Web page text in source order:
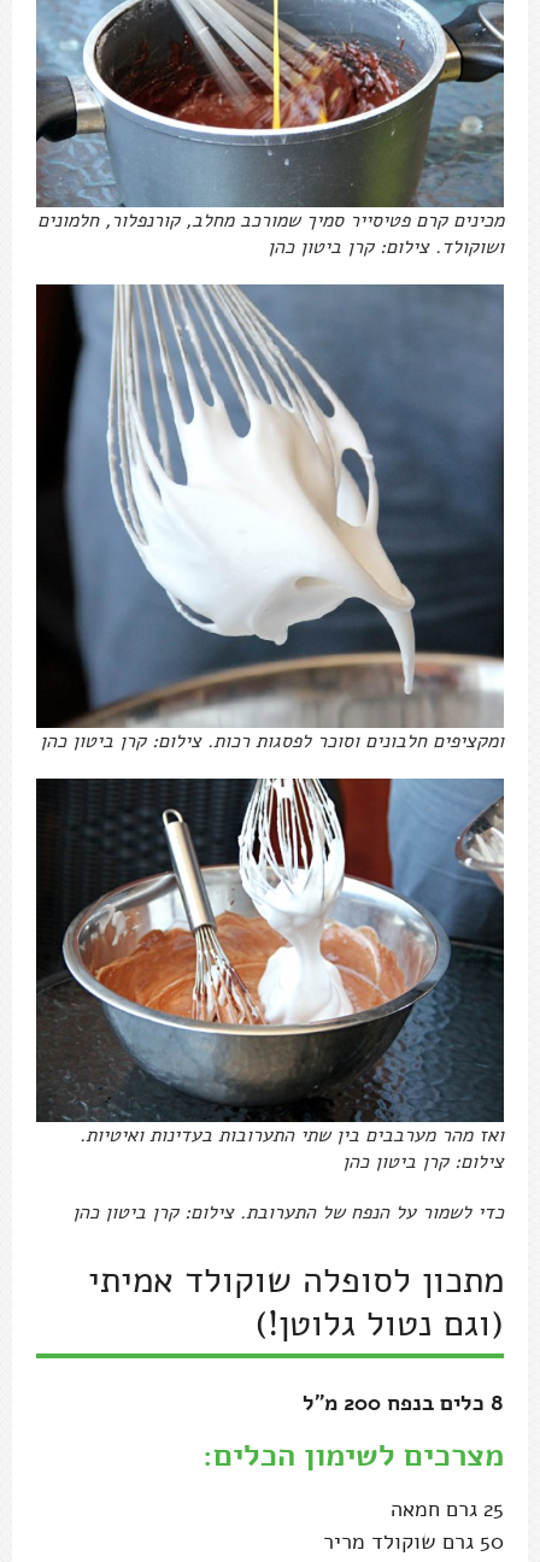
מכינים קרם פטיסייר סמיך שמורכב מחלב, קורנפלור, חלמונים
ושוקולד. צילום: קרן ביטון כהן
ומקציפים חלבונים וסוכר לפסגות רכות. צילום: קרן ביטון כהן
ואז מהר מערבבים בין שתי התערובות בעדינות ואיטיות.
צילום: קרן ביטון כהן
כדי לשמור על הנפח של התערובת. צילום: קרן ביטון כהן
מתכון לסופלה שוקולד אמיתי
(וגם נטול גלוטן!)
8 כלים בנפח 200 מ"ל
מצרכים לשימון הכלים:
25 גרם חמאה
50 גרם שוקולד מריר